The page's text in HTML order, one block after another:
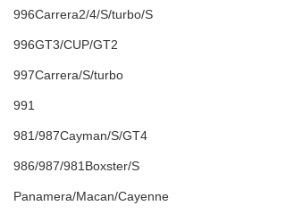
996Carrera2/4/S/turbo/S
996GT3/CUP/GT2
997Carrera/S/turbo
991
981/987Cayman/S/GT4
986/987/981Boxster/S
Panamera/Macan/Cayenne